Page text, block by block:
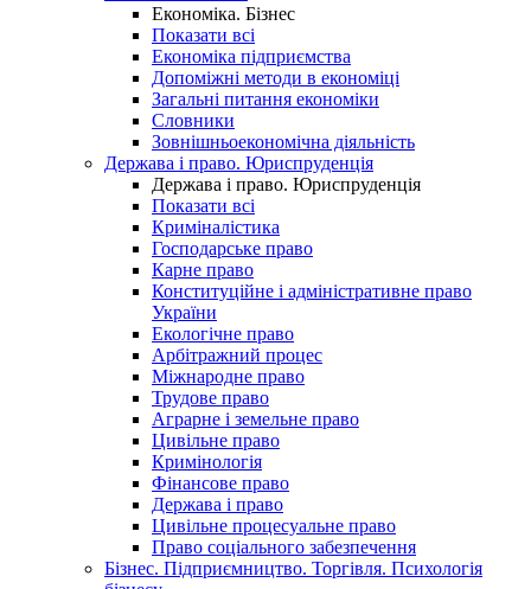
Економіка. Бізнес
Показати всі
Економіка підприємства
Допоміжні методи в економіці
Загальні питання економіки
Словники
Зовнішньоекономічна діяльність
Держава і право. Юриспруденція
Держава і право. Юриспруденція
Показати всі
Криміналістика
Господарське право
Карне право
Конституційне і адміністративне право
України
Екологічне право
Арбітражний процес
Міжнародне право
Трудове право
Аграрне і земельне право
Цивільне право
Кримінологія
Фінансове право
Держава і право
Цивільне процесуальне право
Право соціального забезпечення
Бізнес. Підприємництво. Торгівля. Психологія